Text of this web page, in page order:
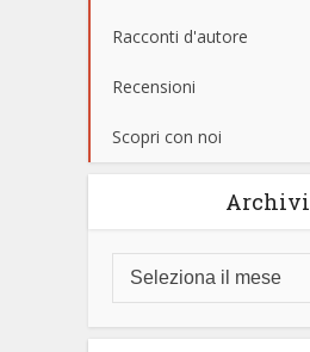
Racconti d'autore
Recensioni
Scopri con noi
Archivi